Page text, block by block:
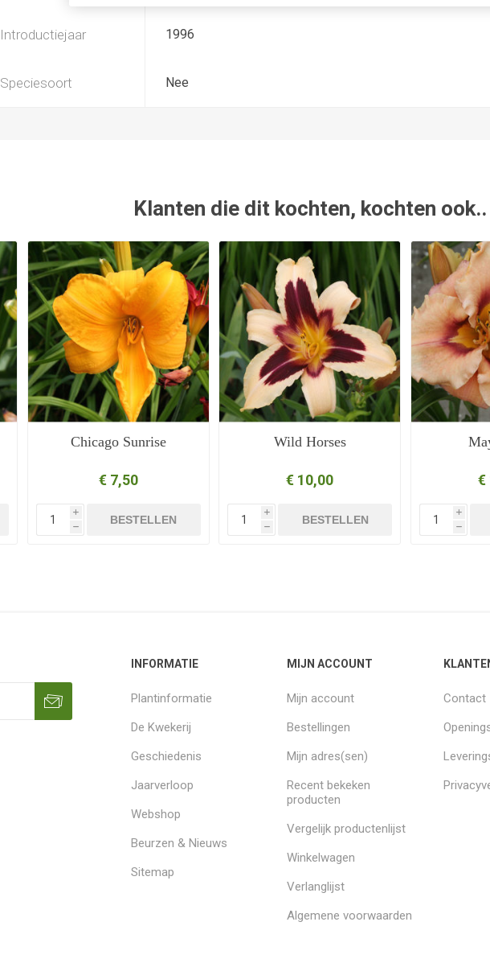
Introductiejaar 1996
Speciesoort Nee
Klanten die dit kochten, kochten ook..
Chicago Sunrise
€ 7,50
i
h
BESTELLEN
Wild Horses
€ 10,00
i
h
BESTELLEN
€
i
h
INFORMATIE
Plantinformatie
De Kwekerij
Geschiedenis
Jaarverloop
Webshop
Beurzen & Nieuws
Sitemap
MIJN ACCOUNT
Mijn account
Bestellingen
Mijn adres(sen)
Recent bekeken
producten
Vergelijk productenlijst
Winkelwagen
Verlanglijst
Algemene voorwaarden
Contact